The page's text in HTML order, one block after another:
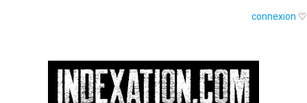
connexion ♡